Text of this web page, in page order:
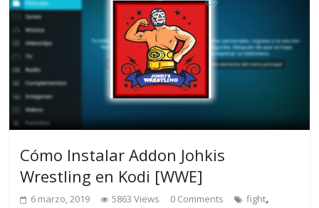
Cómo Instalar Addon Johkis
Wrestling en Kodi [WWE]
6 marzo, 2019 5863 Views 0 Comments fight,